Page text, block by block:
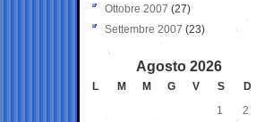
Ottobre 2007 (27)
Settembre 2007 (23)
Agosto 2026
L M M G V S
D
1
2